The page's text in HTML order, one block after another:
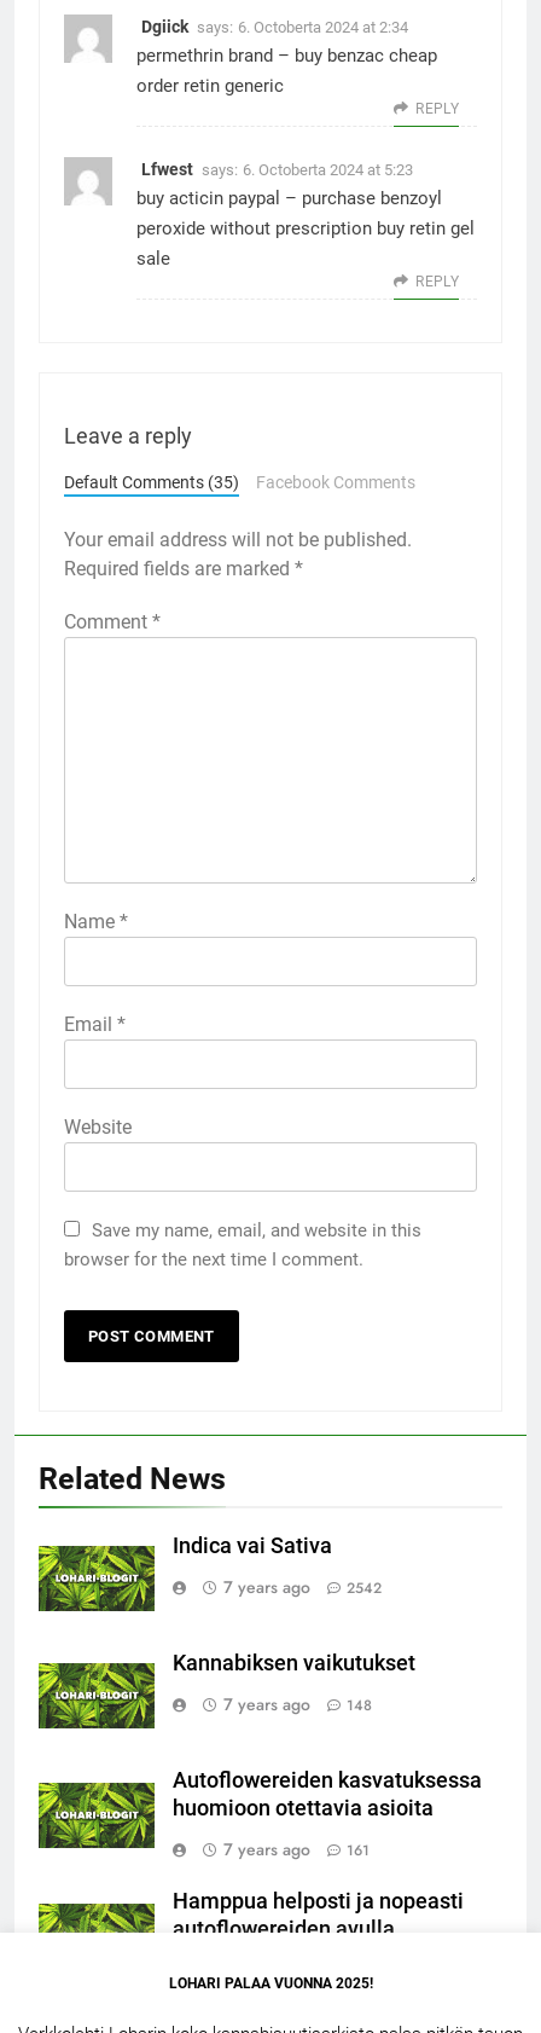
Dgiick says: 6. Octoberta 2024 at 2:34
permethrin brand – buy benzac cheap
order retin generic
REPLY
Lfwest says: 6. Octoberta 2024 at 5:23
buy acticin paypal – purchase benzoyl
peroxide without prescription buy retin gel
sale
REPLY
Leave a reply
Default Comments (35) Facebook Comments
Your email address will not be published.
Required fields are marked *
Comment *
Name *
Email *
Website
Save my name, email, and website in this
browser for the next time I comment.
Related News
Indica vai Sativa
7 years ago
2542
Kannabiksen vaikutukset
7 years ago
148
Autoflowereiden kasvatuksessa
huomioon otettavia asioita
7 years ago
161
Hamppua helposti ja nopeasti
autoflowereiden avulla
LOHARI PALAA VUONNA 2025!